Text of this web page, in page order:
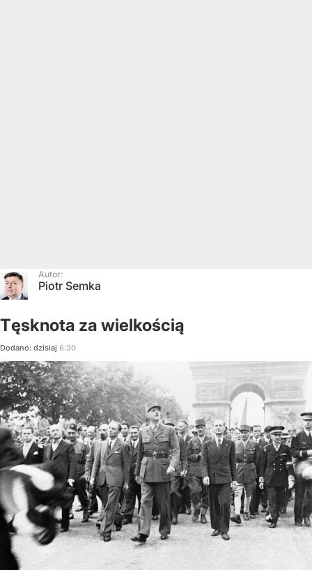
Autor:
Piotr Semka
Tęsknota za wielkością
Dodano: dzisiaj 6:30